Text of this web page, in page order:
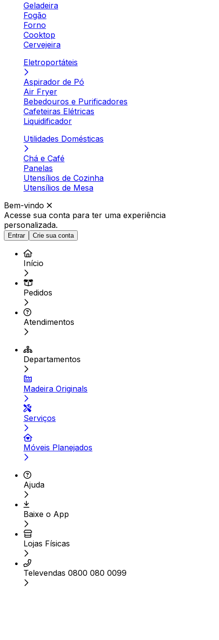
Geladeira
Fogão
Forno
Cooktop
Cervejeira
Eletroportáteis
Aspirador de Pó
Air Fryer
Bebedouros e Purificadores
Cafeteiras Elétricas
Liquidificador
Utilidades Domésticas
Chá e Café
Panelas
Utensílios de Cozinha
Utensílios de Mesa
Bem-vindo
Acesse sua conta para ter uma experiência
personalizada.
Entrar Crie sua conta
Início
Pedidos
Atendimentos
Departamentos
Madeira Originals
Serviços
Móveis Planejados
Ajuda
Baixe o App
Lojas Físicas
Televendas 0800 080 0099